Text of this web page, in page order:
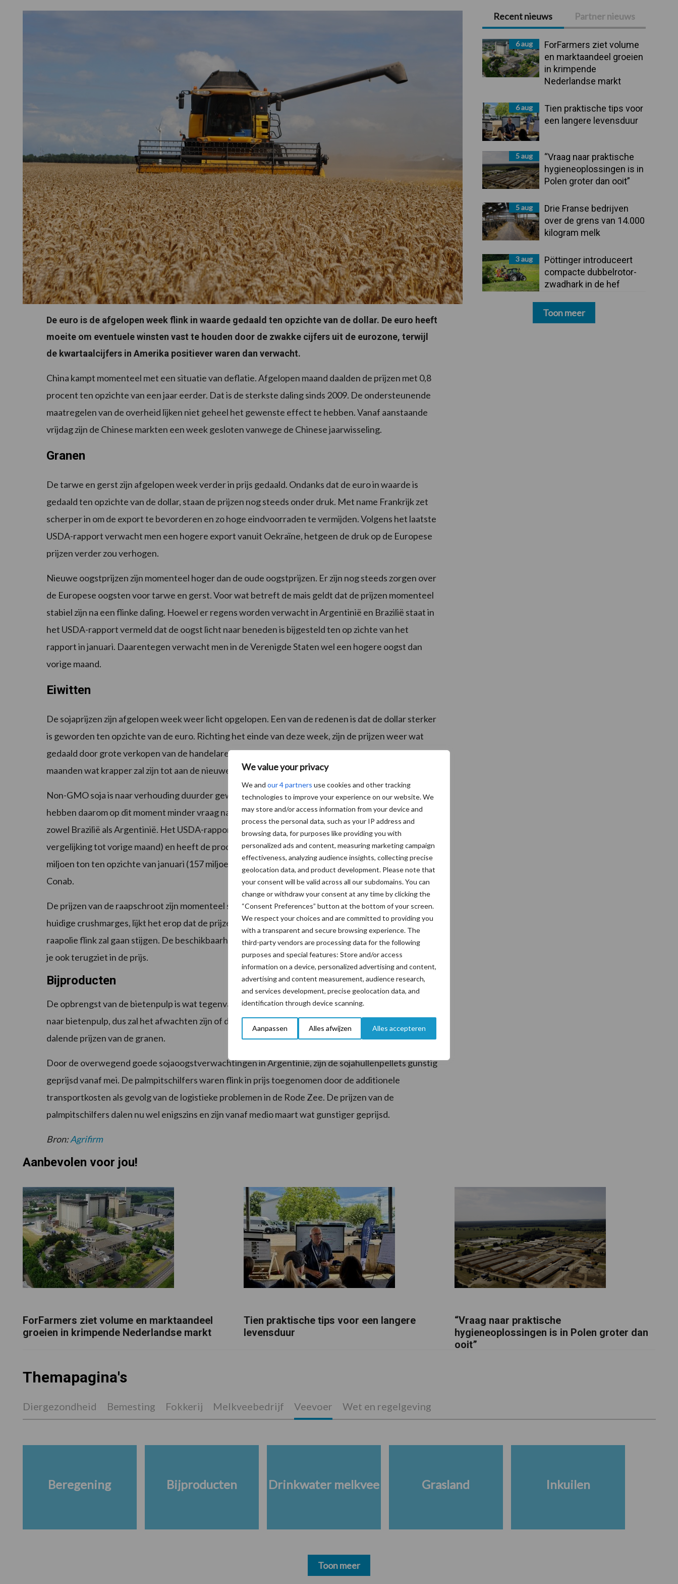
We value your privacy
We and our 4 partners use cookies and other tracking
technologies to improve your experience on our website. We
may store and/or access information from your device and
process the personal data, such as your IP address and
browsing data, for purposes like providing you with
personalized ads and content, measuring marketing campaign
effectiveness, analyzing audience insights, collecting precise
geolocation data, and product development. Please note that
your consent will be valid across all our subdomains. You can
change or withdraw your consent at any time by clicking the
“Consent Preferences” button at the bottom of your screen.
We respect your choices and are committed to providing you
with a transparent and secure browsing experience. The
third-party vendors are processing data for the following
purposes and special features: Store and/or access
information on a device, personalized advertising and content,
advertising and content measurement, audience research,
and services development, precise geolocation data, and
identification through device scanning.
Aanpassen Alles afwijzen Alles accepteren
De euro is de afgelopen week flink in waarde gedaald ten opzichte van de dollar. De euro heeft
moeite om eventuele winsten vast te houden door de zwakke cijfers uit de eurozone, terwijl
de kwartaalcijfers in Amerika positiever waren dan verwacht.
China kampt momenteel met een situatie van deflatie. Afgelopen maand daalden de prijzen met 0,8
procent ten opzichte van een jaar eerder. Dat is de sterkste daling sinds 2009. De ondersteunende
maatregelen van de overheid lijken niet geheel het gewenste effect te hebben. Vanaf aanstaande
vrijdag zijn de Chinese markten een week gesloten vanwege de Chinese jaarwisseling.
Granen
De tarwe en gerst zijn afgelopen week verder in prijs gedaald. Ondanks dat de euro in waarde is
gedaald ten opzichte van de dollar, staan de prijzen nog steeds onder druk. Met name Frankrijk zet
scherper in om de export te bevorderen en zo hoge eindvoorraden te vermijden. Volgens het laatste
USDA-rapport verwacht men een hogere export vanuit Oekraïne, hetgeen de druk op de Europese
prijzen verder zou verhogen.
Nieuwe oogstprijzen zijn momenteel hoger dan de oude oogstprijzen. Er zijn nog steeds zorgen over
de Europese oogsten voor tarwe en gerst. Voor wat betreft de mais geldt dat de prijzen momenteel
stabiel zijn na een flinke daling. Hoewel er regens worden verwacht in Argentinië en Brazilië staat in
het USDA-rapport vermeld dat de oogst licht naar beneden is bijgesteld ten op zichte van het
rapport in januari. Daarentegen verwacht men in de Verenigde Staten wel een hogere oogst dan
vorige maand.
Eiwitten
De sojaprijzen zijn afgelopen week weer licht opgelopen. Een van de redenen is dat de dollar sterker
is geworden ten opzichte van de euro. Richting het einde van deze week, zijn de prijzen weer wat
gedaald door grote verkopen van de handelaren. Het ziet er naar uit dat de soja de komende
maanden wat krapper zal zijn tot aan de nieuwe oogst.
Non-GMO soja is naar verhouding duurder geworden. China beschikt over grote voorraden en
hebben daarom op dit moment minder vraag naar soja. Men verwacht nog steeds een goede oogst in
zowel Brazilië als Argentinië. Het USDA-rapport geeft hogere eindvoorraden in de US (in
vergelijking tot vorige maand) en heeft de productie in Brazilië slechts licht bijgesteld naar 156
miljoen ton ten opzichte van januari (157 miljoen ton) en de USDA is daarmee optimistischer dan
Conab.
De prijzen van de raapschroot zijn momenteel stabiel. Er is voldoende aanbod beschikbaar en met de
huidige crushmarges, lijkt het erop dat de prijzen niet veel verder zullen zakken, tenzij de prijs van
raapolie flink zal gaan stijgen. De beschikbaarheid van zonneschroot is weer wat verbeterd, hetgeen
je ook terugziet in de prijs.
Bijproducten
De opbrengst van de bietenpulp is wat tegenvallend. De campagne is ten einde. Er is niet veel vraag
naar bietenpulp, dus zal het afwachten zijn of de huidige prijzen stand zullen houden, gezien de
dalende prijzen van de granen.
Door de overwegend goede sojaoogstverwachtingen in Argentinië, zijn de sojahullenpellets gunstig
geprijsd vanaf mei. De palmpitschilfers waren flink in prijs toegenomen door de additionele
transportkosten als gevolg van de logistieke problemen in de Rode Zee. De prijzen van de
palmpitschilfers dalen nu wel enigszins en zijn vanaf medio maart wat gunstiger geprijsd.
Bron:Agrifirm
Primaire
Sidebar
Recent nieuws Partner nieuws
6 aug
ForFarmers ziet volume
en marktaandeel groeien
in krimpende
Nederlandse markt
6 aug
Tien praktische tips voor
een langere levensduur
5 aug
“Vraag naar praktische
hygieneoplossingen is in
Polen groter dan ooit”
5 aug
Drie Franse bedrijven
over de grens van 14.000
kilogram melk
3 aug
Pöttinger introduceert
compacte dubbelrotor-
zwadhark in de hef
Toon meer
Aanbevolen voor jou!
ForFarmers ziet volume en marktaandeel
groeien in krimpende Nederlandse markt
Tien praktische tips voor een langere
levensduur
“Vraag naar praktische
hygieneoplossingen is in Polen groter dan
ooit”
Themapagina's
Diergezondheid Bemesting Fokkerij Melkveebedrijf Veevoer Wet en regelgeving
Beregening Bijproducten Drinkwater melkvee Grasland Inkuilen
Toon meer